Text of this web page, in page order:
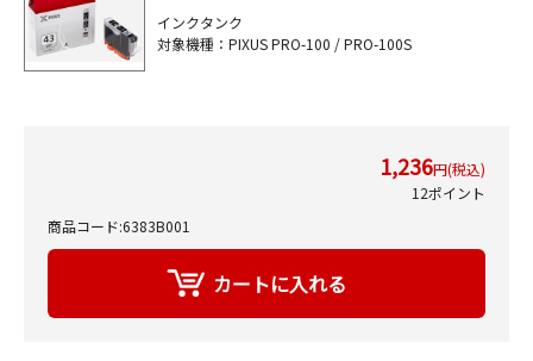
インクタンク
対象機種：PIXUS PRO-100 / PRO-100S
1,236円(税込)
12ポイント
商品コード:6383B001